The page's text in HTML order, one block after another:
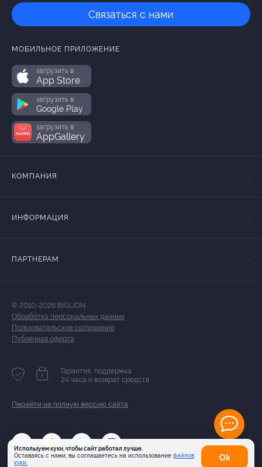
Используем куки, чтобы сайт работал лучше.
Оставаясь с нами, вы соглашаетесь на использование файлов
куки.
Оk
Связаться с нами
МОБИЛЬНОЕ ПРИЛОЖЕНИЕ
загрузить в
App Store
загрузить в
Google Play
загрузить в
AppGallery
КОМПАНИЯ
ИНФОРМАЦИЯ
ПАРТНЕРАМ
© 2010-2026 BIGLION
Обработка персональных данных
Пользовательское соглашение
Публичная оферта
Гарантия, поддержка
24 часа и возврат средств
Перейти на полную версию сайта